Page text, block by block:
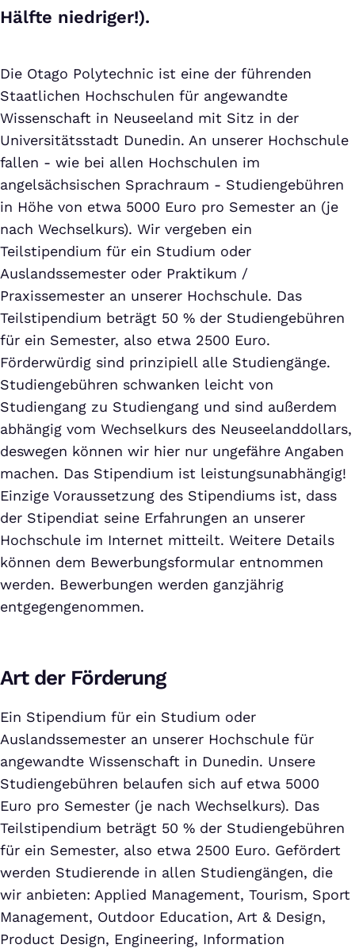
Hälfte niedriger!).
Die Otago Polytechnic ist eine der führenden
Staatlichen Hochschulen für angewandte
Wissenschaft in Neuseeland mit Sitz in der
Universitätsstadt Dunedin. An unserer Hochschule
fallen - wie bei allen Hochschulen im
angelsächsischen Sprachraum - Studiengebühren
in Höhe von etwa 5000 Euro pro Semester an (je
nach Wechselkurs). Wir vergeben ein
Teilstipendium für ein Studium oder
Auslandssemester oder Praktikum /
Praxissemester an unserer Hochschule. Das
Teilstipendium beträgt 50 % der Studiengebühren
für ein Semester, also etwa 2500 Euro.
Förderwürdig sind prinzipiell alle Studiengänge.
Studiengebühren schwanken leicht von
Studiengang zu Studiengang und sind außerdem
abhängig vom Wechselkurs des Neuseelanddollars,
deswegen können wir hier nur ungefähre Angaben
machen. Das Stipendium ist leistungsunabhängig!
Einzige Voraussetzung des Stipendiums ist, dass
der Stipendiat seine Erfahrungen an unserer
Hochschule im Internet mitteilt. Weitere Details
können dem Bewerbungsformular entnommen
werden. Bewerbungen werden ganzjährig
entgegengenommen.
Art der Förderung
Ein Stipendium für ein Studium oder
Auslandssemester an unserer Hochschule für
angewandte Wissenschaft in Dunedin. Unsere
Studiengebühren belaufen sich auf etwa 5000
Euro pro Semester (je nach Wechselkurs). Das
Teilstipendium beträgt 50 % der Studiengebühren
für ein Semester, also etwa 2500 Euro. Gefördert
werden Studierende in allen Studiengängen, die
wir anbieten: Applied Management, Tourism, Sport
Management, Outdoor Education, Art & Design,
Product Design, Engineering, Information